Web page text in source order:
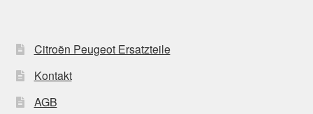
Citroën Peugeot Ersatzteile
Kontakt
AGB